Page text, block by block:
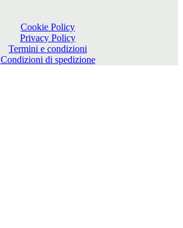
Cookie Policy
Privacy Policy
Termini e condizioni
Condizioni di spedizione